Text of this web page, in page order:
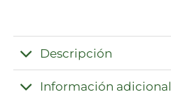
Descripción
Información adicional